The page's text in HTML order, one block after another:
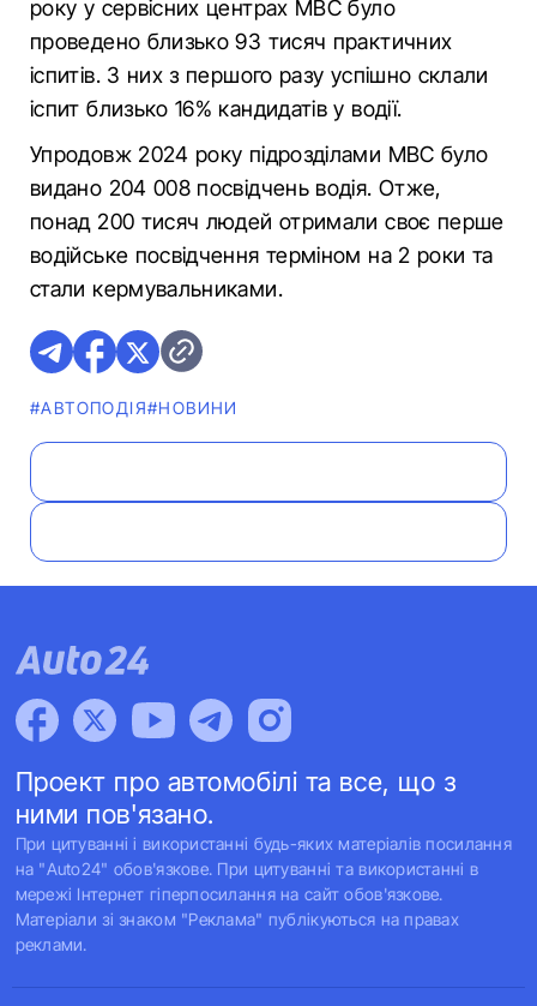
року у сервісних центрах МВС було
проведено близько 93 тисяч практичних
іспитів. З них з першого разу успішно склали
іспит близько 16% кандидатів у водії.
Упродовж 2024 року підрозділами МВС було
видано 204 008 посвідчень водія. Отже,
понад 200 тисяч людей отримали своє перше
водійське посвідчення терміном на 2 роки та
стали кермувальниками.
#АВТОПОДІЯ#НОВИНИ
Проект про автомобілі та все, що з
ними пов'язано.
При цитуванні і використанні будь-яких матеріалів посилання
на "Auto24" обов'язкове. При цитуванні та використанні в
мережі Інтернет гіперпосилання на сайт обов'язкове.
Матеріали зі знаком "Реклама" публікуються на правах
реклами.